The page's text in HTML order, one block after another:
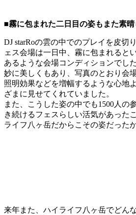
■霧に包まれた二日目の姿もまた素
DJ starRoの雲の中でのプレイを皮切
ェス会場は一日中、霧に包まれると
あるような会場コンディションでし
妙に美しくもあり、写真のとおり会
照明効果などを増幅するような心地
ざまに見せてくれていました。
また、こうした姿の中でも1500人の
き続けるフェスらしい活気があった
ライフ八ヶ岳だからこその姿だった
来年また、ハイライフ八ヶ岳でどん